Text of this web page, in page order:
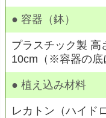
● 容器（鉢）
プラスチック製 高
10cm（※容器の底
● 植え込み材料
レカトン（ハイド